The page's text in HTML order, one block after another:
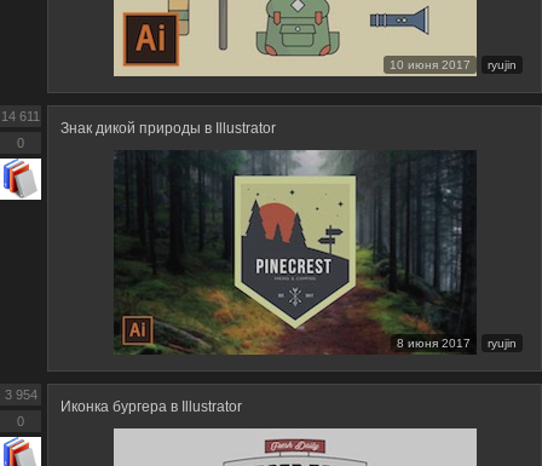
10 июня 2017 ryujin
Знак дикой природы в Illustrator
8 июня 2017 ryujin
14 611
0
Иконка бургера в Illustrator
3 954
0